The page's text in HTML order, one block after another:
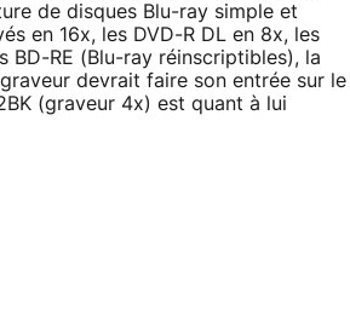
de disques Blu-ray simple et
en 16x, les DVD-R DL en 8x, les
BD-RE (Blu-ray réinscriptibles), la
devrait faire son entrée sur le
(graveur 4x) est quant à lui